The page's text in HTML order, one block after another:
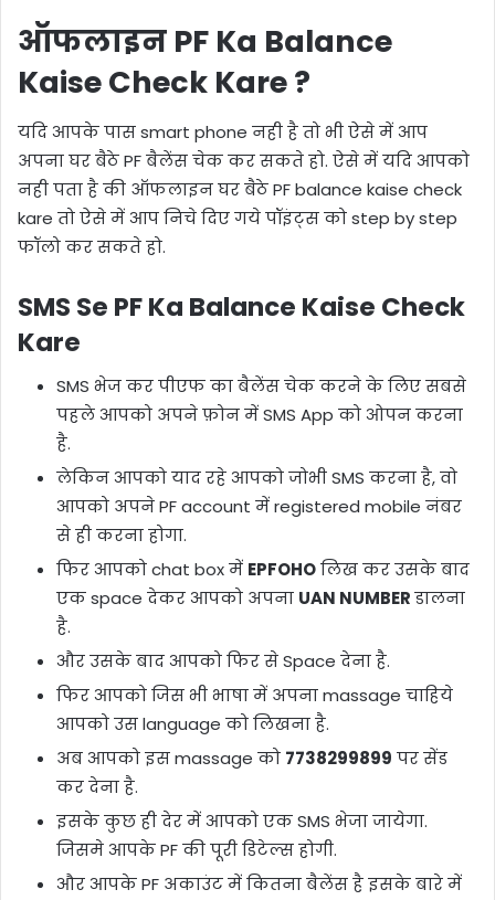
ऑफलाइन PF Ka Balance
Kaise Check Kare ?
यदि आपके पास smart phone नही है तो भी ऐसे में आप
अपना घर बैठे PF बैलेंस चेक कर सकते हो. ऐसे में यदि आपको
नही पता है की ऑफलाइन घर बैठे PF balance kaise check
kare तो ऐसे में आप निचे दिए गये पॉइंट्स को step by step
फॉलो कर सकते हो.
SMS Se PF Ka Balance Kaise Check
Kare
SMS भेज कर पीएफ का बैलेंस चेक करने के लिए सबसे
पहले आपको अपने फ़ोन में SMS App को ओपन करना
है.
लेकिन आपको याद रहे आपको जोभी SMS करना है, वो
आपको अपने PF account में registered mobile नंबर
से ही करना होगा.
फिर आपको chat box में EPFOHOलिख कर उसके बाद
एक space देकर आपको अपना UAN NUMBERडालना
है.
और उसके बाद आपको फिर से Space देना है.
फिर आपको जिस भी भाषा में अपना massage चाहिये
आपको उस language को लिखना है.
अब आपको इस massage को 7738299899 पर सेंड
कर देना है.
इसके कुछ ही देर में आपको एक SMS भेजा जायेगा.
जिसमे आपके PF की पूरी डिटेल्स होगी.
और आपके PF अकाउंट में कितना बैलेंस है इसके बारे में